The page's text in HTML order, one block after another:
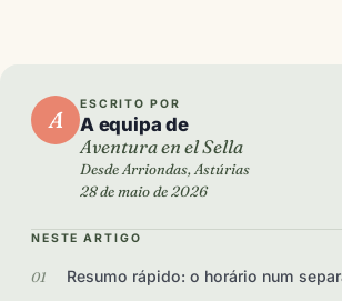
A
ESCRITO POR
A equipa de
Aventura en el Sella
Desde Arriondas, Astúrias
28 de maio de 2026
NESTE ARTIGO
Resumo rápido: o horário num